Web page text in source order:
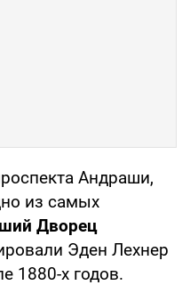
Андраши,
из самых
Дворец
Эден Лехнер
1880-х годов.